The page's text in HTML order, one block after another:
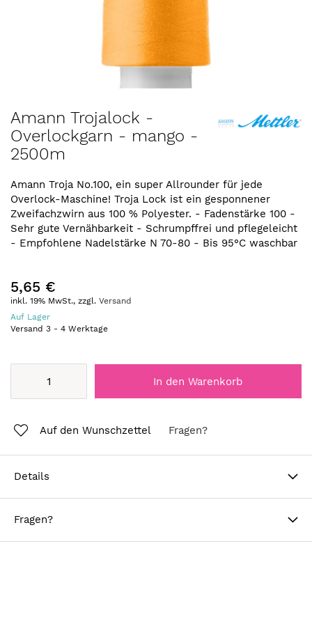
Anfang
der
Bildergalerie
Amann Trojalock -
Overlockgarn - mango -
2500m
Amann Troja No.100, ein super Allrounder für jede
Overlock-Maschine! Troja Lock ist ein gesponnener
Zweifachzwirn aus 100 % Polyester. - Fadenstärke 100 -
Sehr gute Vernähbarkeit - Schrumpffrei und pflegeleicht
- Empfohlene Nadelstärke N 70-80 - Bis 95°C waschbar
5,65 €
inkl. 19% MwSt., zzgl. Versand
Auf Lager
Versand 3 - 4 Werktage
In den Warenkorb
Auf den Wunschzettel Fragen?
Details
Fragen?